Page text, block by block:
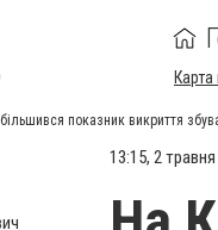
Карта
показник викриття
13:15, 2